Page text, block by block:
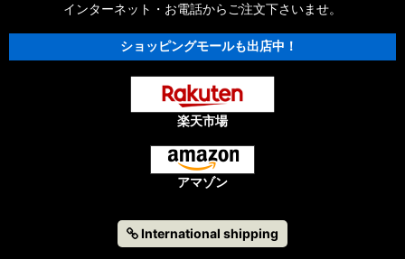
インターネット・お電話からご注文下さいませ。
ショッピングモールも出店中！
楽天市場
アマゾン
International shipping